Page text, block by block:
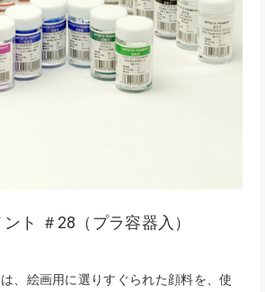
ト ＃28（プラ容器入）
、絵画用に選りすぐられた顔料を、使